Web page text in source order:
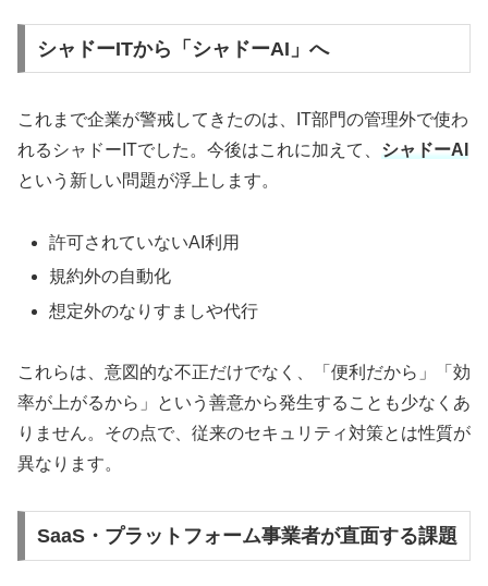
シャドーITから「シャドーAI」へ
これまで企業が警戒してきたのは、IT部門の管理外で使わ
れるシャドーITでした。今後はこれに加えて、 シャドーAI
という新しい問題が浮上します。
許可されていないAI利用
規約外の自動化
想定外のなりすましや代行
これらは、意図的な不正だけでなく、「便利だから」「効
率が上がるから」という善意から発生することも少なくあ
りません。その点で、従来のセキュリティ対策とは性質が
異なります。
SaaS・プラットフォーム事業者が直面する課題